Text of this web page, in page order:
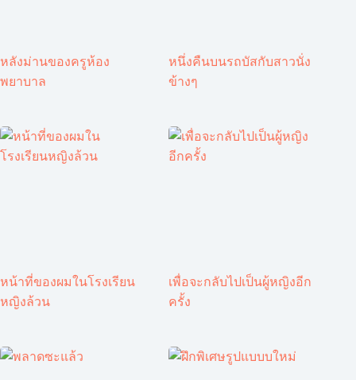
หลังม่านของครูห้อง
พยาบาล
หนึ่งคืนบนรถบัสกับสาวนั่ง
ข้างๆ
หน้าที่ของผมในโรงเรียน
หญิงล้วน
เพื่อจะกลับไปเป็นผู้หญิงอีก
ครั้ง